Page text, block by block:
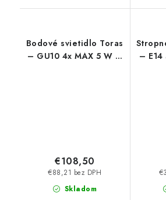
Bodové svietidlo Toras
– GU10 4x MAX 5 W –
Skladom
€88,21 bez DPH
€108,50
–